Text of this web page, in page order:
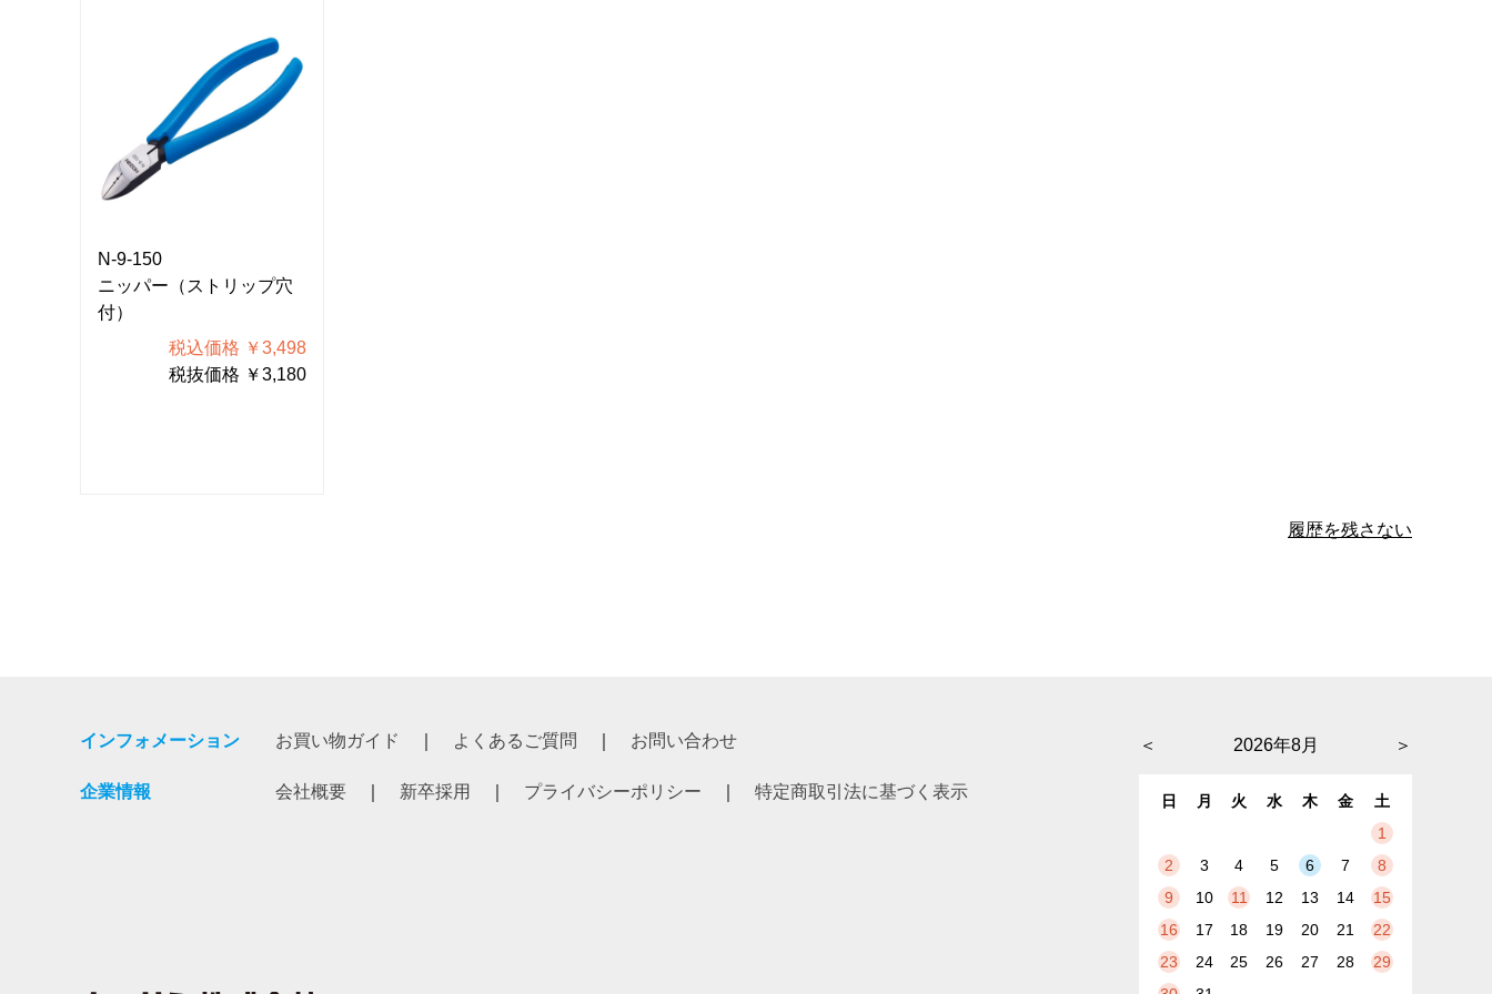
N-9-150
ニッパー（ストリップ穴
付）
税込価格 ￥3,498
税抜価格 ￥3,180
履歴を残さない
インフォメーション お買い物ガイド よくあるご質問 お問い合わせ
企業情報 会社概要 新卒採用 プライバシーポリシー 特定商取引法に基づく表示
＜ ＞
2026年8月
日 月 火 水 木 金
土
1
2
3 4 5 6 7
8
9
10 11 12 13 14
15
16
17 18 19 20 21
22
23
24 25 26 27 28
29